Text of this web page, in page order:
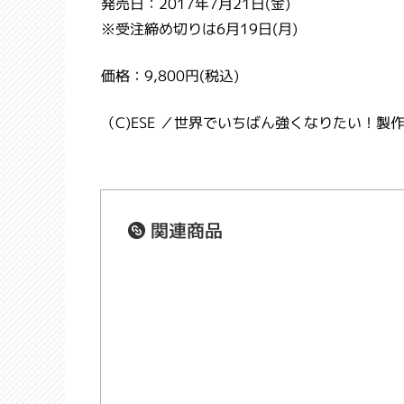
※受注締め切りは6月19日(月)
価格：9,800円(税込)
（C)ESE ／世界でいちばん強くなりたい！製
関連商品